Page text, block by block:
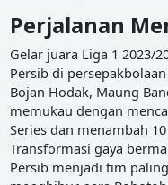
Perjalanan
Gelar juara Liga 1 2023/
Persib di
Bojan Hodak, Maung
memukau dengan
Series dan menambah
Transformasi gaya
Persib menjadi tim